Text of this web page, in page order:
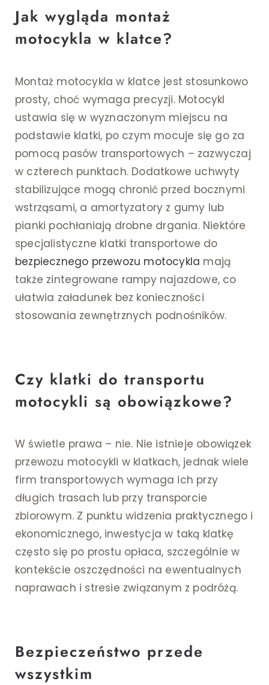
Jak wygląda montaż
motocykla w klatce?
Montaż motocykla w klatce jest stosunkowo
prosty, choć wymaga precyzji. Motocykl
ustawia się w wyznaczonym miejscu na
podstawie klatki, po czym mocuje się go za
pomocą pasów transportowych – zazwyczaj
w czterech punktach. Dodatkowe uchwyty
stabilizujące mogą chronić przed bocznymi
wstrząsami, a amortyzatory z gumy lub
pianki pochłaniają drobne drgania. Niektóre
specjalistyczne klatki transportowe do
bezpiecznego przewozu motocykla mają
także zintegrowane rampy najazdowe, co
ułatwia załadunek bez konieczności
stosowania zewnętrznych podnośników.
Czy klatki do transportu
motocykli są obowiązkowe?
W świetle prawa – nie. Nie istnieje obowiązek
przewozu motocykli w klatkach, jednak wiele
firm transportowych wymaga ich przy
długich trasach lub przy transporcie
zbiorowym. Z punktu widzenia praktycznego i
ekonomicznego, inwestycja w taką klatkę
często się po prostu opłaca, szczególnie w
kontekście oszczędności na ewentualnych
naprawach i stresie związanym z podróżą.
Bezpieczeństwo przede
wszystkim